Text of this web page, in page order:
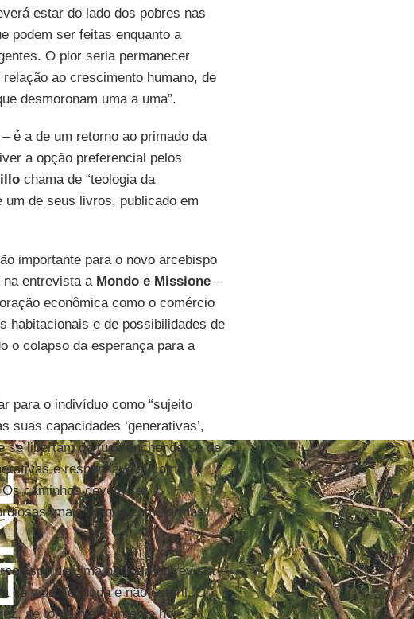
estar do lado dos pobres nas
podem ser feitas enquanto a
O pior seria permanecer
ao crescimento humano, de
desmoronam uma a uma”.
é a de um retorno ao primado da
a opção preferencial pelos
chama de “teologia da
um de seus livros, publicado em
importante para o novo arcebispo
entrevista a Mondo e Missione–
econômica como o comércio
habitacionais e de possibilidades de
o colapso da esperança para a
para o indivíduo como “sujeito
suas capacidades ‘generativas’,
se libertam de tudo enchendo-se de
e responsáveis, como
caminhos devem ser
mais do que com normas
de Lima naquela entrevista –
de vida, fecunda e não estéril. O
, se torna mais urgente hoje. A